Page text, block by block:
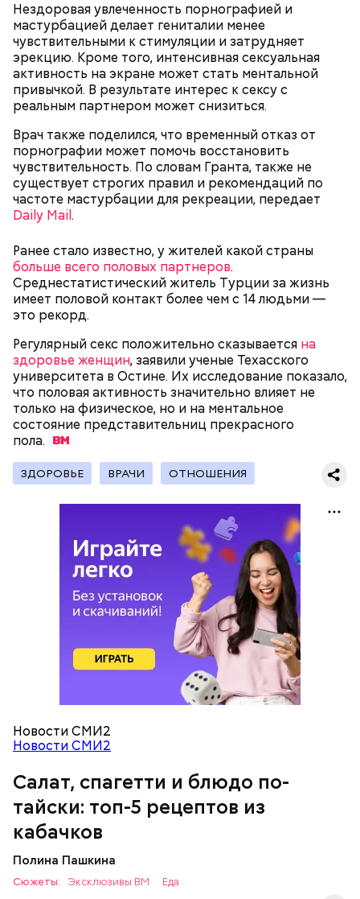
Нездоровая увлеченность порнографией и
мастурбацией делает гениталии менее
чувствительными к стимуляции и затрудняет
эрекцию. Кроме того, интенсивная сексуальная
активность на экране может стать ментальной
привычкой. В результате интерес к сексу с
реальным партнером может снизиться.
Врач также поделился, что временный отказ от
порнографии может помочь восстановить
чувствительность. По словам Гранта, также не
существует строгих правил и рекомендаций по
частоте мастурбации для рекреации, передает
Daily Mail.
Ранее стало известно, у жителей какой страны
больше всего половых партнеров.
Среднестатистический житель Турции за жизнь
имеет половой контакт более чем с 14 людьми —
это рекорд.
Регулярный секс положительно сказывается на
здоровье женщин, заявили ученые Техасского
университета в Остине. Их исследование показало,
что половая активность значительно влияет не
только на физическое, но и на ментальное
состояние представительниц прекрасного
пола.
ЗДОРОВЬЕ ВРАЧИ ОТНОШЕНИЯ
Новости СМИ2
Новости СМИ2
Салат, спагетти и блюдо по-
тайски: топ-5 рецептов из
кабачков
Полина Пашкина
Сюжеты: Эксклюзивы ВМ
Еда
петрушка;
— Кабачки, порезанные кубиками, нужно легко
обжарить на сковороде. К ним добавляются зелень
петрушки, чеснок, соль и оливковое масло.
Получается очень вкусно, — поделился рецептом
Копылов.
Спагетти из кабачков